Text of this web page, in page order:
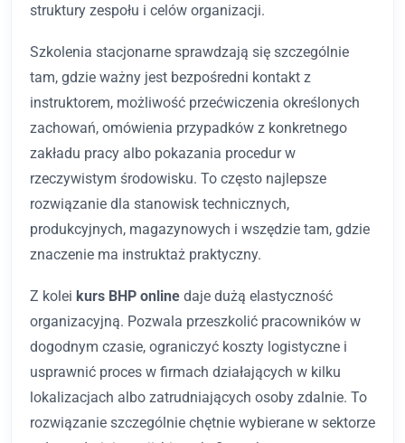
struktury zespołu i celów organizacji.
Szkolenia stacjonarne sprawdzają się szczególnie
tam, gdzie ważny jest bezpośredni kontakt z
instruktorem, możliwość przećwiczenia określonych
zachowań, omówienia przypadków z konkretnego
zakładu pracy albo pokazania procedur w
rzeczywistym środowisku. To często najlepsze
rozwiązanie dla stanowisk technicznych,
produkcyjnych, magazynowych i wszędzie tam, gdzie
znaczenie ma instruktaż praktyczny.
Z kolei kurs BHP online daje dużą elastyczność
organizacyjną. Pozwala przeszkolić pracowników w
dogodnym czasie, ograniczyć koszty logistyczne i
usprawnić proces w firmach działających w kilku
lokalizacjach albo zatrudniających osoby zdalnie. To
rozwiązanie szczególnie chętnie wybierane w sektorze